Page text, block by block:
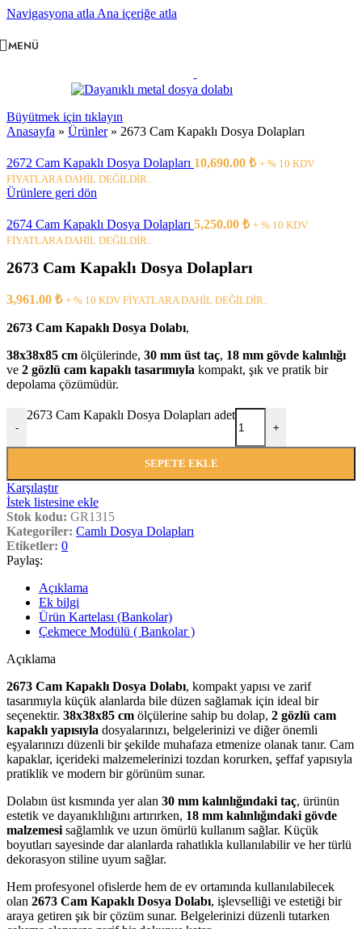
Navigasyona atla Ana içeriğe atla
MENÜ
Büyütmek için tıklayın
Anasayfa » Ürünler» 2673 Cam Kapaklı Dosya Dolapları
2672 Cam Kapaklı Dosya Dolapları 10,690.00 ₺ + % 10 KDV
FİYATLARA DAHİL DEĞİLDİR..
Ürünlere geri dön
2674 Cam Kapaklı Dosya Dolapları 5,250.00 ₺ + % 10 KDV
FİYATLARA DAHİL DEĞİLDİR..
2673 Cam Kapaklı Dosya Dolapları
3,961.00 ₺ + % 10 KDV FİYATLARA DAHİL DEĞİLDİR..
2673 Cam Kapaklı Dosya Dolabı,
38x38x85 cm ölçülerinde, 30 mm üst taç, 18 mm gövde kalınlığı
ve 2 gözlü cam kapaklı tasarımıyla kompakt, şık ve pratik bir
depolama çözümüdür.
-
2673 Cam Kapaklı Dosya Dolapları adet
+
SEPETE EKLE
Karşılaştır
İstek listesine ekle
Stok kodu: GR1315
Kategoriler: Camlı Dosya Dolapları
Etiketler: 0
Paylaş:
Açıklama
Ek bilgi
Ürün Kartelası (Bankolar)
Çekmece Modülü ( Bankolar )
Açıklama
2673 Cam Kapaklı Dosya Dolabı, kompakt yapısı ve zarif
tasarımıyla küçük alanlarda bile düzen sağlamak için ideal bir
seçenektir. 38x38x85 cm ölçülerine sahip bu dolap, 2 gözlü cam
kapaklı yapısıyla dosyalarınızı, belgelerinizi ve diğer önemli
eşyalarınızı düzenli bir şekilde muhafaza etmenize olanak tanır. Cam
kapaklar, içerideki malzemelerinizi tozdan korurken, şeffaf yapısıyla
pratiklik ve modern bir görünüm sunar.
Dolabın üst kısmında yer alan 30 mm kalınlığındaki taç, ürünün
estetik ve dayanıklılığını artırırken, 18 mm kalınlığındaki gövde
malzemesi sağlamlık ve uzun ömürlü kullanım sağlar. Küçük
boyutları sayesinde dar alanlarda rahatlıkla kullanılabilir ve her türlü
dekorasyon stiline uyum sağlar.
Hem profesyonel ofislerde hem de ev ortamında kullanılabilecek
olan 2673 Cam Kapaklı Dosya Dolabı, işlevselliği ve estetiği bir
araya getiren şık bir çözüm sunar. Belgelerinizi düzenli tutarken